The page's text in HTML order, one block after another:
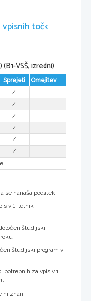
vpisnih točk
VSŠ, izredni)
Sprejeti
Omejitev
/
/
/
/
/
/
se nanaša podatek
v 1. letnik
študijski
študijski program v
potrebnih za vpis v 1.
ni znan